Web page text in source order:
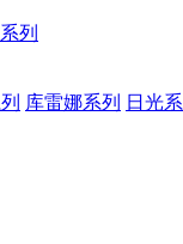
列
库雷娜系列
日光